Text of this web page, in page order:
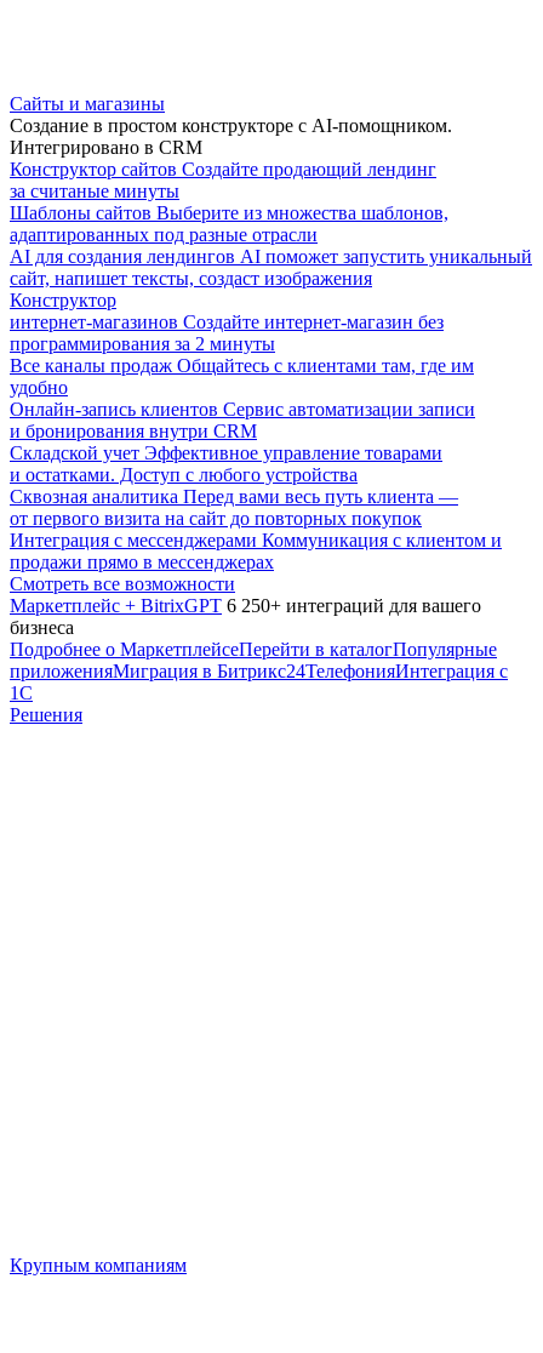
Сайты и магазины
Создание в простом конструкторе с AI-помощником.
Интегрировано в CRM
Конструктор сайтов Создайте продающий лендинг
за считаные минуты
Шаблоны сайтов Выберите из множества шаблонов,
адаптированных под разные отрасли
AI для создания лендингов AI поможет запустить уникальный
сайт, напишет тексты, создаст изображения
Конструктор
интернет-магазинов Создайте интернет-магазин без
программирования за 2 минуты
Все каналы продаж Общайтесь с клиентами там, где им
удобно
Онлайн-запись клиентов Сервис автоматизации записи
и бронирования внутри CRM
Складской учет Эффективное управление товарами
и остатками. Доступ с любого устройства
Сквозная аналитика Перед вами весь путь клиента —
от первого визита на сайт до повторных покупок
Интеграция с мессенджерами Коммуникация с клиентом и
продажи прямо в мессенджерах
Смотреть все возможности
Маркетплейс + BitrixGPT 6 250+ интеграций для вашего
бизнеса
Подробнее о МаркетплейсеПерейти в каталогПопулярные
приложенияМиграция в Битрикс24ТелефонияИнтеграция с
1С
Решения
Крупным компаниям